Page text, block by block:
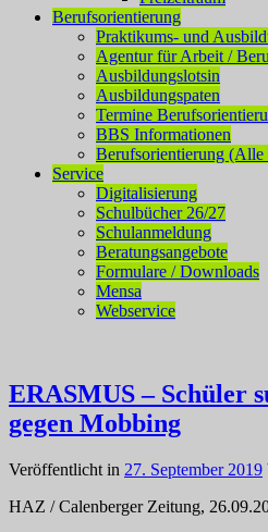
Berufsorientierung
Praktikums- und
Agentur für Arbeit /
Ausbildungslotsin
Ausbildungspaten
Termine
BBS Informationen
Berufsorientierung (Alle
Service
Digitalisierung
Schulbücher 26/27
Schulanmeldung
Beratungsangebote
Formulare / Downloads
Mensa
Webservice
ERASMUS – Schüler
gegen Mobbing
Veröffentlicht in 27. September 2019
HAZ / Calenberger Zeitung,